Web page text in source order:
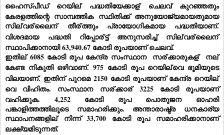
ഹൈസ്പീഡ് റെയില് പദ്ധതിയേക്കാള് ചെലവ് കുറഞ്ഞതും
കേരളത്തിന്റെ സാമ്പത്തിക സ്ഥിതിക്ക് അനുയോജ്യമായതുമായ
സില്വര്ലൈന് തീര്ത്തും പ്രായോഗികമായ പദ്ധതിയാണ്.
വിശദമായ പദ്ധതി റിപ്പോര്ട്ട് അനുസരിച്ച് സില്വര്ലൈന്
സ്ഥാപിക്കാനായി 63,940.67 കോടി രൂപയാണ് ചെലവ്.
ഇതില് 6085 കോടി രൂപ കേന്ദ്ര സംസ്ഥാന  സര്ക്കാരുകള്
  നല്
കേണ്ട നികുതി ഒഴിവാണ്. 975 കോടി രൂപ റെയില്വെ ഭൂമിയുടെ
വിലയാണ്. ഇതിന് പുറമെ 2150 കോടി രൂപയാണ് കേന്ദ്ര റെയില്
വെ വിഹിതം. സംസ്ഥാന സര്ക്കാര് 3225 കോടി രൂപയാണ്
വഹിക്കുക. 4,252 കോടി രൂപ പൊതുജന ഓഹരി
പങ്കാളിത്തത്തിലൂടെ സമാഹരിക്കും. അന്താരാഷ്ട്ര ധനകാര്യ
സ്ഥാപനങ്ങളില് നിന്ന് 33,700 കോടി രൂപ സമാഹരിക്കാനാണ്
ലക്ഷ്യമിടുന്നത്.